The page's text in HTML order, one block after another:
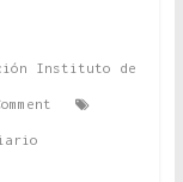
Instituto de